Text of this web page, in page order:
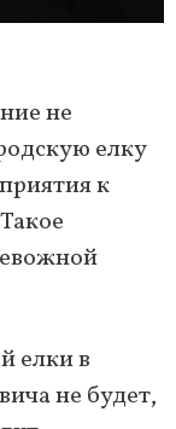
не
елку
к
елки в
не будет,